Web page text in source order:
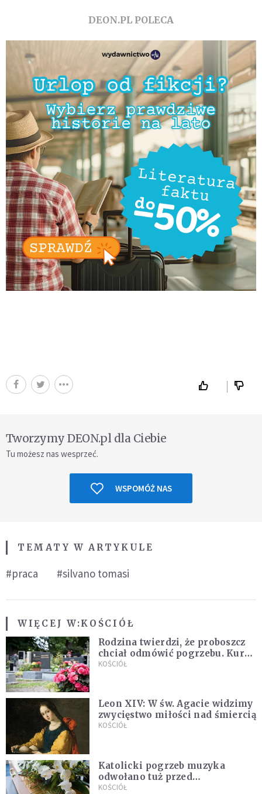
DEON.PL POLECA
Tworzymy DEON.pl dla Ciebie
Tu możesz nas wesprzeć.
WSPOMÓŻ NAS
TEMATY W ARTYKULE
#praca #silvano tomasi
WIĘCEJ W:KOŚCIÓŁ
Rodzina twierdzi, że proboszcz
chciał odmówić pogrzebu. Kuria
zapowiada wyjaśnienia
KOŚCIÓŁ
Leon XIV: W św. Agacie widzimy
zwycięstwo miłości nad śmiercią
KOŚCIÓŁ
Katolicki pogrzeb muzyka
odwołano tuż przed
uroczystością. Powodem była
KOŚCIÓŁ